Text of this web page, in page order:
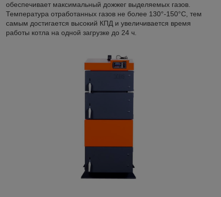
обеспечивает максимальный дожжег выделяемых газов.
Температура отработанных газов не более 130°-150°С, тем
самым достигается высокий КПД и увеличивается время
работы котла на одной загрузке до 24 ч.